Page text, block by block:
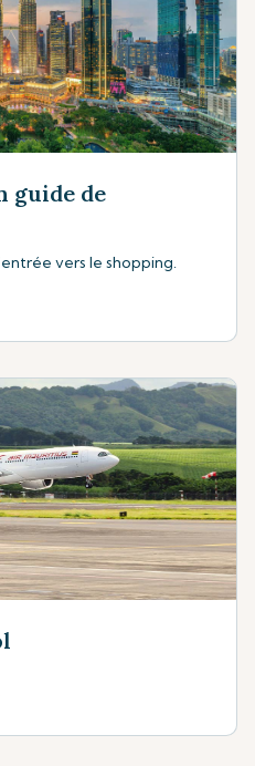
guide de
vers le shopping.